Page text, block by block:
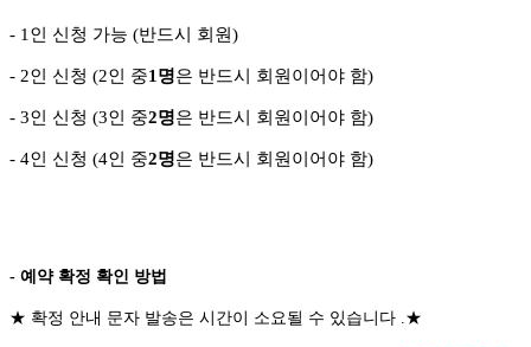
- 1인 신청 가능 (반드시 회원)
- 2인 신청 (2인 중1명은 반드시 회원이어야 함)
- 3인 신청 (3인 중2명은 반드시 회원이어야 함)
- 4인 신청 (4인 중2명은 반드시 회원이어야 함)
- 예약 확정 확인 방법
★ 확정 안내 문자 발송은 시간이 소요될 수 있습니다 .★